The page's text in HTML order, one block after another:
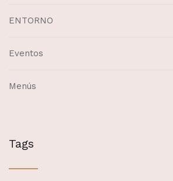
ENTORNO
Eventos
Menús
Tags